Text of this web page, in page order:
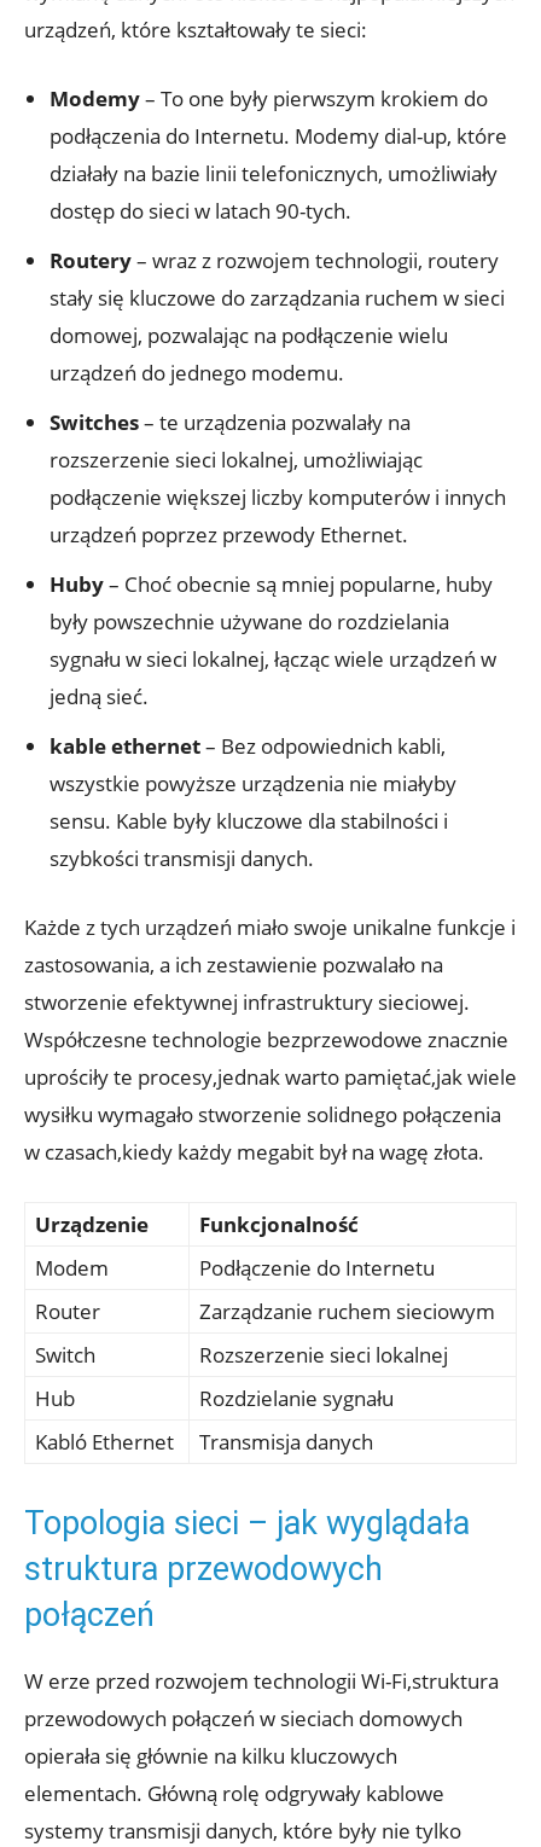
urządzeń, które kształtowały te sieci:
Modemy– To one były pierwszym krokiem do
podłączenia do Internetu. Modemy dial-up, które
działały na bazie linii telefonicznych, umożliwiały
dostęp do sieci w latach 90-tych.
Routery– wraz z rozwojem technologii, routery
stały się kluczowe do zarządzania ruchem w sieci
domowej, pozwalając na podłączenie wielu
urządzeń do jednego modemu.
Switches– te urządzenia pozwalały na
rozszerzenie sieci lokalnej, umożliwiając
podłączenie większej liczby komputerów i innych
urządzeń poprzez przewody Ethernet.
Huby– Choć obecnie są mniej popularne, huby
były powszechnie używane do rozdzielania
sygnału w sieci lokalnej, łącząc wiele urządzeń w
jedną sieć.
kable ethernet– Bez odpowiednich kabli,
wszystkie powyższe urządzenia nie miałyby
sensu. Kable były kluczowe dla stabilności i
szybkości transmisji danych.
Każde z tych urządzeń miało swoje unikalne funkcje i
zastosowania, a ich zestawienie pozwalało na
stworzenie efektywnej infrastruktury sieciowej.
Współczesne technologie bezprzewodowe znacznie
uprościły te procesy,jednak warto pamiętać,jak wiele
wysiłku wymagało stworzenie solidnego połączenia
w czasach,kiedy każdy megabit był na wagę złota.
Urządzenie
Funkcjonalność
Modem
Podłączenie do Internetu
Router
Zarządzanie ruchem sieciowym
Switch
Rozszerzenie sieci lokalnej
Hub
Rozdzielanie sygnału
Kabló Ethernet
Transmisja danych
Topologia sieci – jak wyglądała
struktura przewodowych
połączeń
W erze przed rozwojem technologii Wi-Fi,struktura
przewodowych połączeń w sieciach domowych
opierała się głównie na kilku kluczowych
elementach. Główną rolę odgrywały kablowe
systemy transmisji danych, które były nie tylko